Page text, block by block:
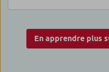
En apprendre plus